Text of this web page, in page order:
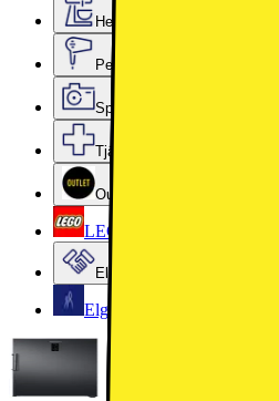
Hem, Hushåll & Trädgård
Personvård, Hälsa & Skönhet
Sport & Fritid
Tjänster & Tillbehör
Outlet
LEGO
Elgiganten Företag
Elgiganten Kundklubb